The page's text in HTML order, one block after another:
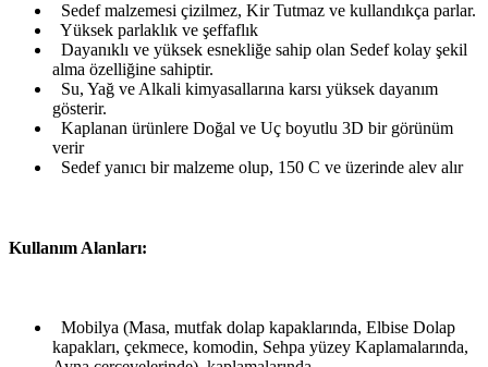
Sedef malzemesi çizilmez, Kir Tutmaz ve kullandıkça parlar.
Yüksek parlaklık ve şeffaflık
Dayanıklı ve yüksek esnekliğe sahip olan Sedef kolay şekil
alma özelliğine sahiptir.
Su, Yağ ve Alkali kimyasallarına karsı yüksek dayanım
gösterir.
Kaplanan ürünlere Doğal ve Uç boyutlu 3D bir görünüm
verir
Sedef yanıcı bir malzeme olup, 150 C ve üzerinde alev alır
Kullanım Alanları:
Mobilya (Masa, mutfak dolap kapaklarında, Elbise Dolap
kapakları, çekmece, komodin, Sehpa yüzey Kaplamalarında,